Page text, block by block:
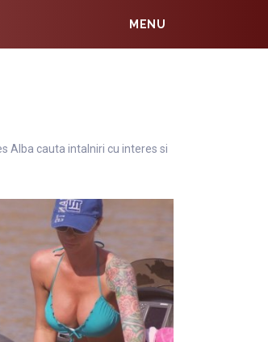
MENU
Alba cauta intalniri cu interes si